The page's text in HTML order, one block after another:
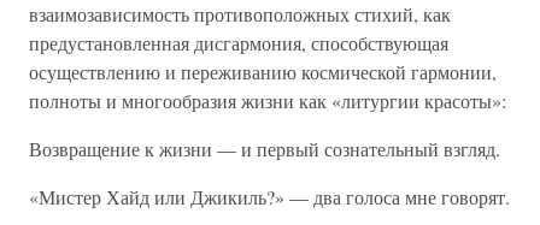
взаимозависимость противоположных стихий, как
предустановленная дисгармония, способствующая
осуществлению и переживанию космической гармонии,
полноты и многообразия жизни как «литургии красоты»:
Возвращение к жизни — и первый сознательный взгляд.
«Мистер Хайд или Джикиль?» — два голоса мне говорят.